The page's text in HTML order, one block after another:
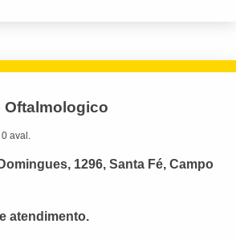
Oftalmologico
0 aval.
1296, Santa Fé, Campo
atendimento.